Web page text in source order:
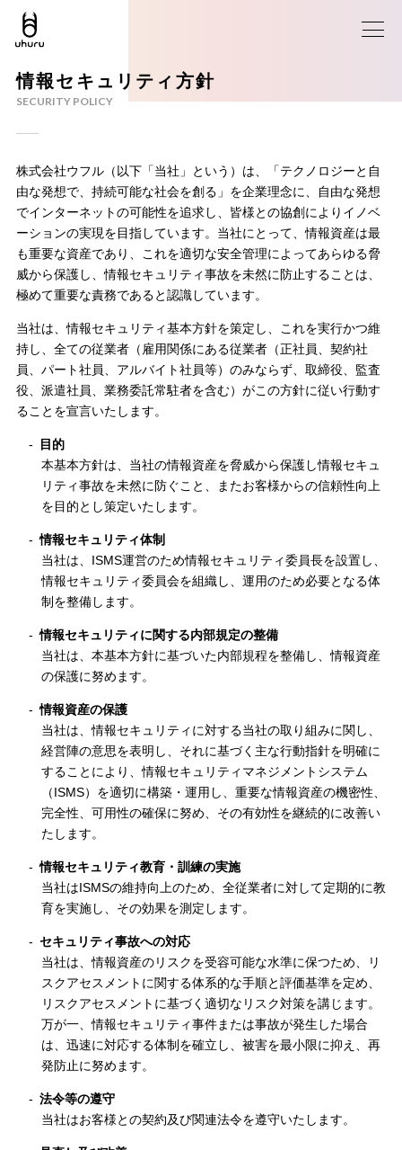
情報セキュリティ方針
SECURITY POLICY
株式会社ウフル（以下「当社」という）は、「テクノロジーと自
由な発想で、持続可能な社会を創る」を企業理念に、自由な発想
でインターネットの可能性を追求し、皆様との協創によりイノベ
ーションの実現を目指しています。当社にとって、情報資産は最
も重要な資産であり、これを適切な安全管理によってあらゆる脅
威から保護し、情報セキュリティ事故を未然に防止することは、
極めて重要な責務であると認識しています。
当社は、情報セキュリティ基本方針を策定し、これを実行かつ維
持し、全ての従業者（雇用関係にある従業者（正社員、契約社
員、パート社員、アルバイト社員等）のみならず、取締役、監査
役、派遣社員、業務委託常駐者を含む）がこの方針に従い行動す
ることを宣言いたします。
目的
本基本方針は、当社の情報資産を脅威から保護し情報セキュ
リティ事故を未然に防ぐこと、またお客様からの信頼性向上
を目的とし策定いたします。
情報セキュリティ体制
当社は、ISMS運営のため情報セキュリティ委員長を設置し、
情報セキュリティ委員会を組織し、運用のため必要となる体
制を整備します。
情報セキュリティに関する内部規定の整備
当社は、本基本方針に基づいた内部規程を整備し、情報資産
の保護に努めます。
情報資産の保護
当社は、情報セキュリティに対する当社の取り組みに関し、
経営陣の意思を表明し、それに基づく主な行動指針を明確に
することにより、情報セキュリティマネジメントシステム
（ISMS）を適切に構築・運用し、重要な情報資産の機密性、
完全性、可用性の確保に努め、その有効性を継続的に改善い
たします。
情報セキュリティ教育・訓練の実施
当社はISMSの維持向上のため、全従業者に対して定期的に教
育を実施し、その効果を測定します。
セキュリティ事故への対応
当社は、情報資産のリスクを受容可能な水準に保つため、リ
スクアセスメントに関する体系的な手順と評価基準を定め、
リスクアセスメントに基づく適切なリスク対策を講じます。
万が一、情報セキュリティ事件または事故が発生した場合
は、迅速に対応する体制を確立し、被害を最小限に抑え、再
発防止に努めます。
法令等の遵守
当社はお客様との契約及び関連法令を遵守いたします。